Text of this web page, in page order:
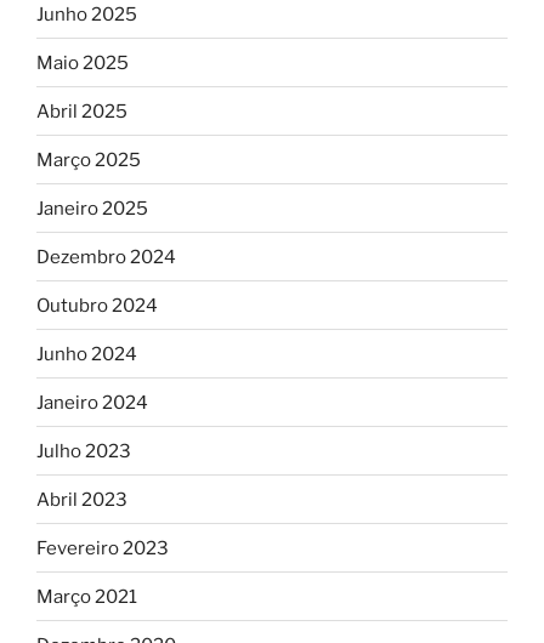
Junho 2025
Maio 2025
Abril 2025
Março 2025
Janeiro 2025
Dezembro 2024
Outubro 2024
Junho 2024
Janeiro 2024
Julho 2023
Abril 2023
Fevereiro 2023
Março 2021